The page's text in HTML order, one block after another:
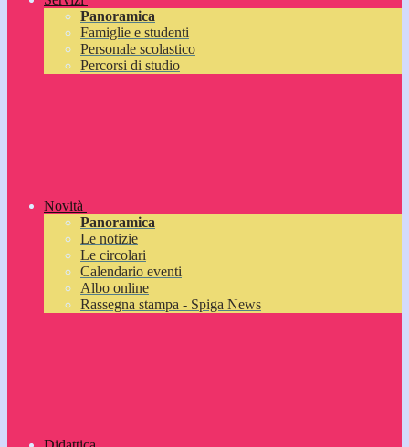
Panoramica
Famiglie e studenti
Personale scolastico
Percorsi di studio
Novità
Panoramica
Le notizie
Le circolari
Calendario eventi
Albo online
Rassegna stampa - Spiga News